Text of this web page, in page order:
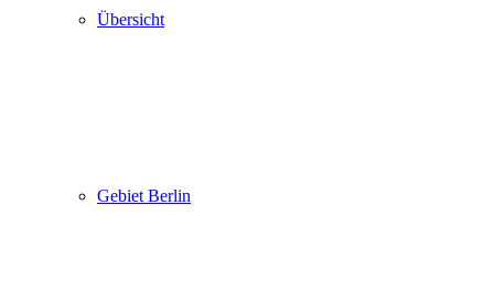
Übersicht
Gebiet Berlin